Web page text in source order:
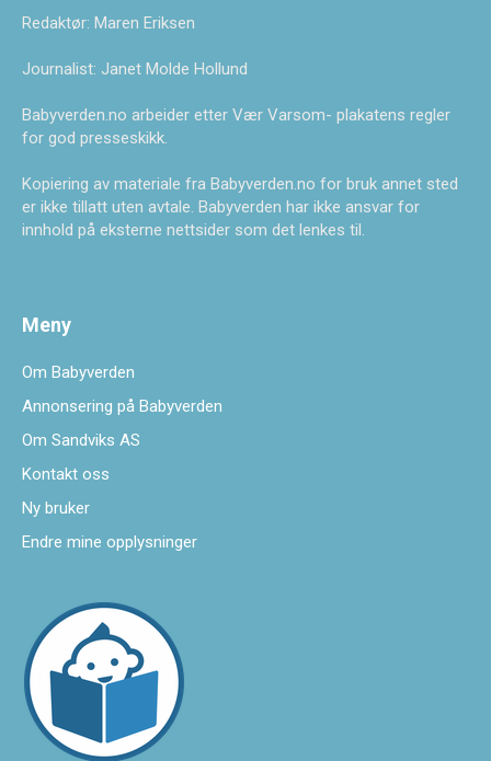
Redaktør: Maren Eriksen
Journalist: Janet Molde Hollund
Babyverden.no arbeider etter Vær Varsom- plakatens regler
for god presseskikk.
Kopiering av materiale fra Babyverden.no for bruk annet sted
er ikke tillatt uten avtale. Babyverden har ikke ansvar for
innhold på eksterne nettsider som det lenkes til.
Meny
Om Babyverden
Annonsering på Babyverden
Om Sandviks AS
Kontakt oss
Ny bruker
Endre mine opplysninger